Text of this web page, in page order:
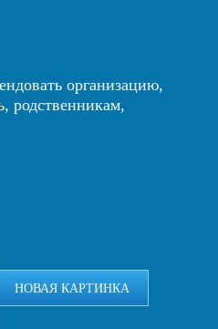
организацию,
родственникам,
НОВАЯ КАРТИНКА